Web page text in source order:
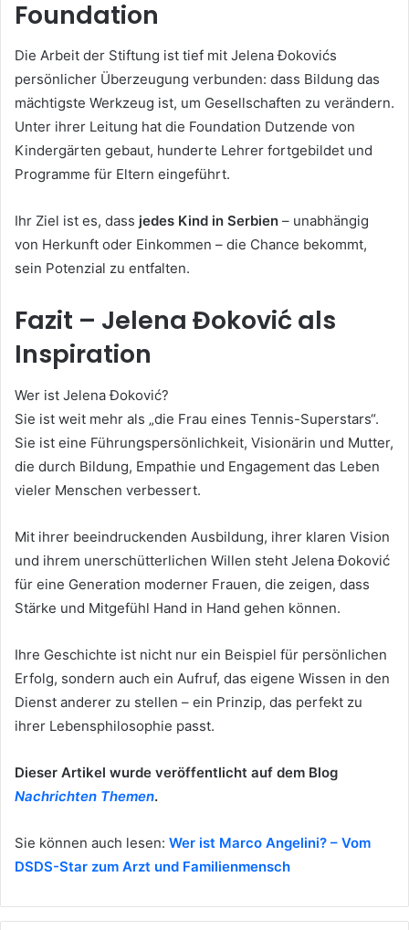
Foundation
Die Arbeit der Stiftung ist tief mit Jelena Đokovićs
persönlicher Überzeugung verbunden: dass Bildung das
mächtigste Werkzeug ist, um Gesellschaften zu verändern.
Unter ihrer Leitung hat die Foundation Dutzende von
Kindergärten gebaut, hunderte Lehrer fortgebildet und
Programme für Eltern eingeführt.
Ihr Ziel ist es, dass jedes Kind in Serbien – unabhängig
von Herkunft oder Einkommen – die Chance bekommt,
sein Potenzial zu entfalten.
Fazit – Jelena Đoković als
Inspiration
Wer ist Jelena Đoković?
Sie ist weit mehr als „die Frau eines Tennis-Superstars“.
Sie ist eine Führungspersönlichkeit, Visionärin und Mutter,
die durch Bildung, Empathie und Engagement das Leben
vieler Menschen verbessert.
Mit ihrer beeindruckenden Ausbildung, ihrer klaren Vision
und ihrem unerschütterlichen Willen steht Jelena Đoković
für eine Generation moderner Frauen, die zeigen, dass
Stärke und Mitgefühl Hand in Hand gehen können.
Ihre Geschichte ist nicht nur ein Beispiel für persönlichen
Erfolg, sondern auch ein Aufruf, das eigene Wissen in den
Dienst anderer zu stellen – ein Prinzip, das perfekt zu
ihrer Lebensphilosophie passt.
Dieser Artikel wurde veröffentlicht auf dem Blog
Nachrichten Themen.
Sie können auch lesen: Wer ist Marco Angelini? – Vom
DSDS-Star zum Arzt und Familienmensch